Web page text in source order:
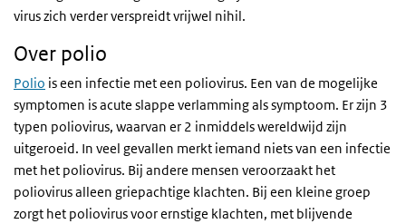
virus zich verder verspreidt vrijwel nihil.
Over polio
Polio is een infectie met een poliovirus. Een van de mogelijke
symptomen is acute slappe verlamming als symptoom. Er zijn 3
typen poliovirus, waarvan er 2 inmiddels wereldwijd zijn
uitgeroeid. In veel gevallen merkt iemand niets van een infectie
met het poliovirus. Bij andere mensen veroorzaakt het
poliovirus alleen griepachtige klachten. Bij een kleine groep
zorgt het poliovirus voor ernstige klachten, met blijvende